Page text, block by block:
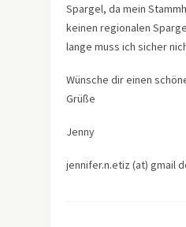
Spargel, da mein
keinen regionalen
lange muss ich sicher
Wünsche dir einen
Grüße
Jenny
jennifer.n.etiz (at) gmail